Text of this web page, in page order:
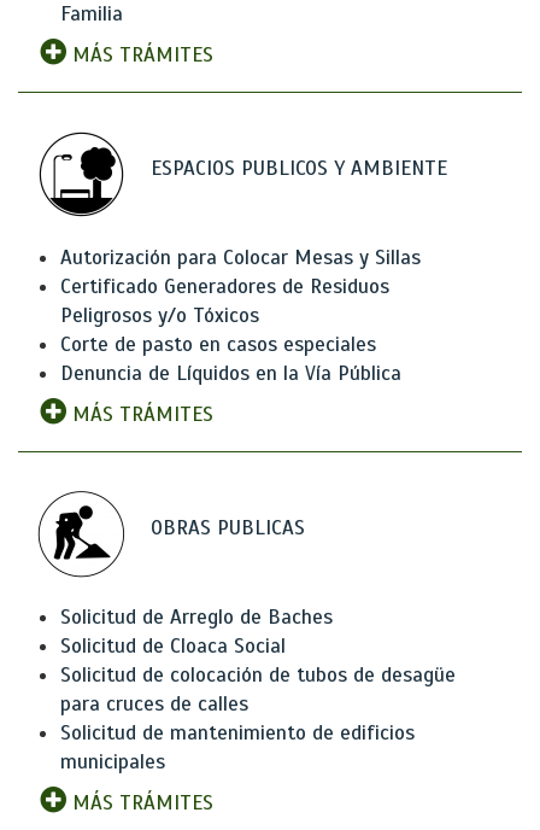
Familia
MÁS TRÁMITES
ESPACIOS PUBLICOS Y AMBIENTE
Autorización para Colocar Mesas y Sillas
Certificado Generadores de Residuos
Peligrosos y/o Tóxicos
Corte de pasto en casos especiales
Denuncia de Líquidos en la Vía Pública
MÁS TRÁMITES
OBRAS PUBLICAS
Solicitud de Arreglo de Baches
Solicitud de Cloaca Social
Solicitud de colocación de tubos de desagüe
para cruces de calles
Solicitud de mantenimiento de edificios
municipales
MÁS TRÁMITES